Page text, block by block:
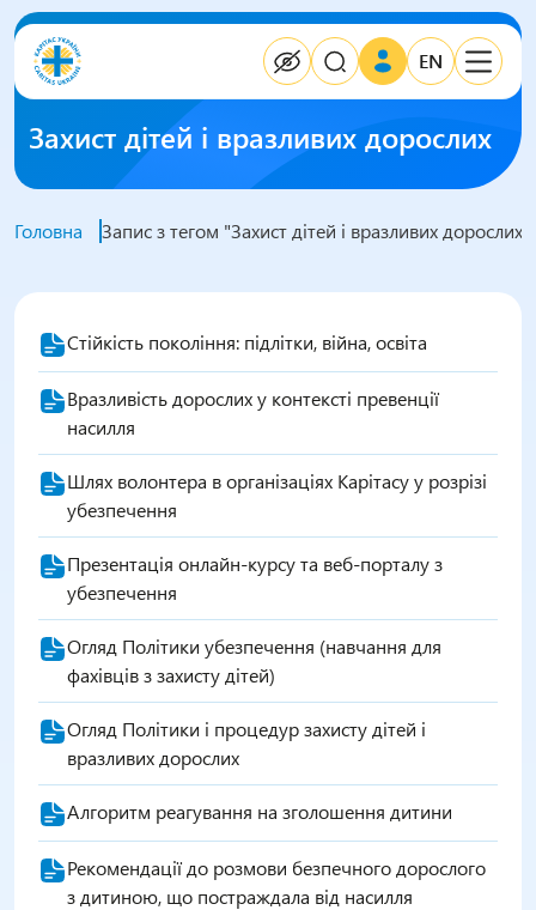
EN
Захист дітей і вразливих дорослих
Головна Запис з тегом "Захист дітей і вразливих дорослих"
Стійкість покоління: підлітки, війна, освіта
Вразливість дорослих у контексті превенції
насилля
Шлях волонтера в організаціях Карітасу у розрізі
убезпечення
Презентація онлайн-курсу та веб-порталу з
убезпечення
Огляд Політики убезпечення (навчання для
фахівців з захисту дітей)
Огляд Політики і процедур захисту дітей і
вразливих дорослих
Алгоритм реагування на зголошення дитини
Рекомендації до розмови безпечного дорослого
з дитиною, що постраждала від насилля